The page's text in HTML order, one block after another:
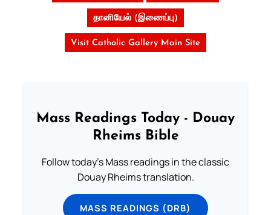
தானியேல் (இணைப்பு)
Visit Catholic Gallery Main Site
Mass Readings Today - Douay
Rheims Bible
Follow today's Mass readings in the classic
Douay Rheims translation.
MASS READINGS (DRB)